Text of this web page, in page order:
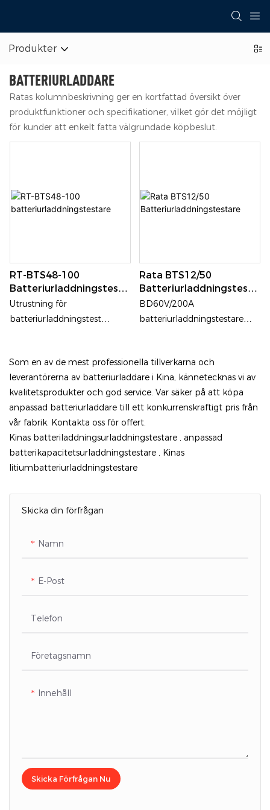
Produkter
BATTERIURLADDARE
Ratas kolumnbeskrivning ger en kortfattad översikt över
produktfunktioner och specifikationer, vilket gör det möjligt
för kunder att enkelt fatta välgrundade köpbeslut.
Skicka din förfrågan
Namn
E-Post
Telefon
Företagsnamn
Innehåll
Skicka Förfrågan Nu
RT-BTS48-100
Batteriurladdningstesta
Re
Utrustning för
batteriurladdningstest
reservkrafts-blysyra
Rata BTS12/50
Batteriurladdningstesta
Re
BD60V/200A
batteriurladdningstestare
Som en av de mest professionella tillverkarna och
leverantörerna av batteriurladdare i Kina, kännetecknas vi av
kvalitetsprodukter och god service. Var säker på att köpa
anpassad batteriurladdare till ett konkurrenskraftigt pris från
vår fabrik. Kontakta oss för offert.
Kinas batteriladdningsurladdningstestare
anpassad
batterikapacitetsurladdningstestare
Kinas
litiumbatteriurladdningstestare